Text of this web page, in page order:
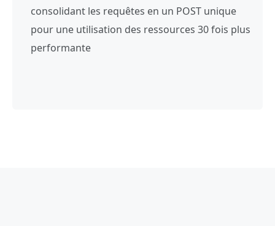
consolidant les requêtes en un POST unique
pour une utilisation des ressources 30 fois plus
performante